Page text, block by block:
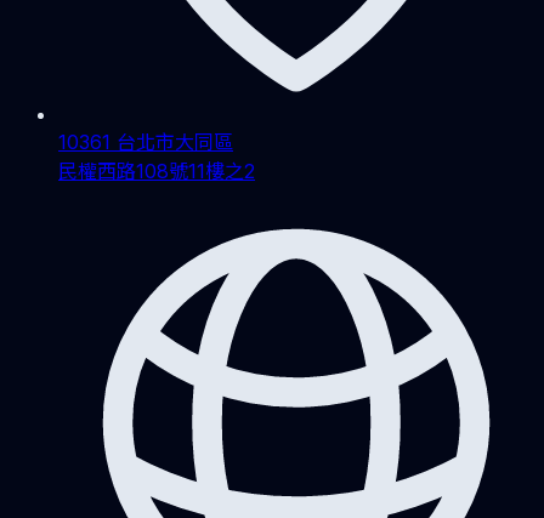
10361 台北市大同區
民權西路108號11樓之2